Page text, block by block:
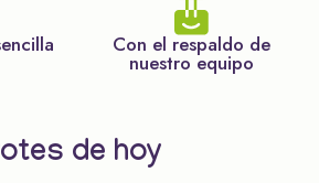
Con el respaldo de
nuestro equipo
de hoy